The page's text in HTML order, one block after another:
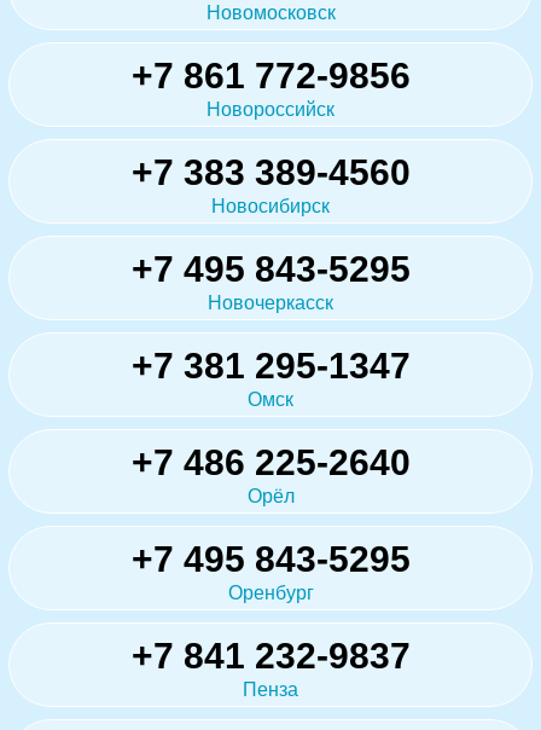
Новомосковск
+7 861 772-9856
Новороссийск
+7 383 389-4560
Новосибирск
+7 495 843-5295
Новочеркасск
+7 381 295-1347
Омск
+7 486 225-2640
Орёл
+7 495 843-5295
Оренбург
+7 841 232-9837
Пенза